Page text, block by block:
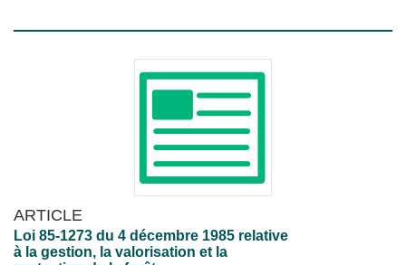
ARTICLE
Loi 85-1273 du 4 décembre 1985 relative
à la gestion, la valorisation et la